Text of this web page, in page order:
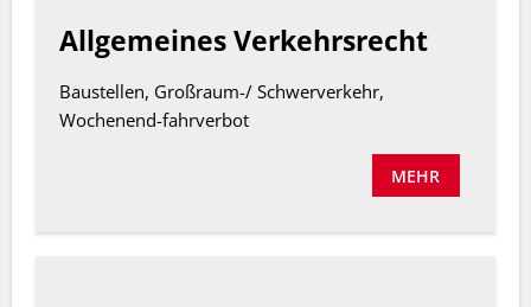
Allgemeines Verkehrsrecht
Baustellen, Großraum-/ Schwerverkehr,
Wochenend-fahrverbot
MEHR